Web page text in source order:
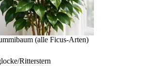
(alle Ficus-Arten)
Ritterstern